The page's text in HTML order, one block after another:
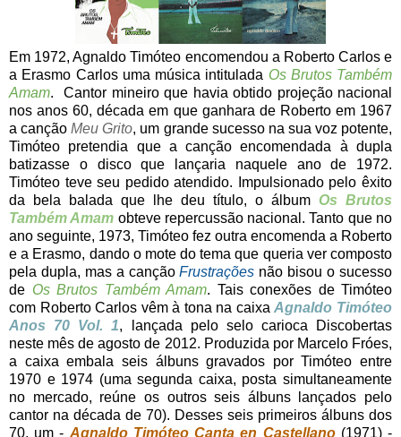
Em 1972, Agnaldo Timóteo encomendou a Roberto Carlos e
a Erasmo Carlos uma música intitulada Os Brutos Também
Amam. Cantor mineiro que havia obtido projeção nacional
nos anos 60, década em que ganhara de Roberto em 1967
a cançãoMeu Grito, um grande sucesso na sua voz potente,
Timóteo pretendia que a canção encomendada à dupla
batizasse o disco que lançaria naquele ano de 1972.
Timóteo teve seu pedido atendido. Impulsionado pelo êxito
da bela balada que lhe deu título, o álbum Os Brutos
Também Amam obteve repercussão nacional. Tanto que no
ano seguinte, 1973, Timóteo fez outra encomenda a Roberto
e a Erasmo, dando o mote do tema que queria ver composto
pela dupla, mas a cançãoFrustrações não bisou o sucesso
de Os Brutos Também Amam. Tais conexões de Timóteo
com Roberto Carlos vêm à tona na caixaAgnaldo Timóteo
Anos 70 Vol. 1, lançada pelo selo carioca Discobertas
neste mês de agosto de 2012. Produzida por Marcelo Fróes,
a caixa embala seis álbuns gravados por Timóteo entre
1970 e 1974 (uma segunda caixa, posta simultaneamente
no mercado, reúne os outros seis álbuns lançados pelo
cantor na década de 70). Desses seis primeiros álbuns dos
70, um - Agnaldo Timóteo Canta en Castellano(1971) -